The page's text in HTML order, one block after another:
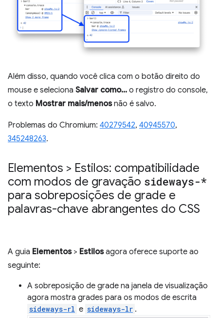
Além disso, quando você clica com o botão direito do
mouse e seleciona Salvar como... o registro do console,
o texto Mostrar mais/menosnão é salvo.
Problemas do Chromium: 40279542, 40945570,
345248263.
Elementos > Estilos: compatibilidade
com modos de gravação sideways-*
para sobreposições de grade e
palavras-chave abrangentes do CSS
A guia Elementos> Estilosagora oferece suporte ao
seguinte:
A sobreposição de grade na janela de visualização
agora mostra grades para os modos de escrita
sideways-rl e sideways-lr .